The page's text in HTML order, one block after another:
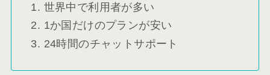
世界中で利用者が多い
1か国だけのプランが安い
24時間のチャットサポート